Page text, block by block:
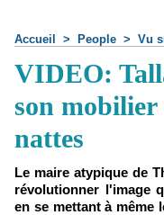
Accueil > People > Vu
VIDEO:
son mobilier
nattes
Le maire atypique de
révolutionner l'image
en se mettant à même